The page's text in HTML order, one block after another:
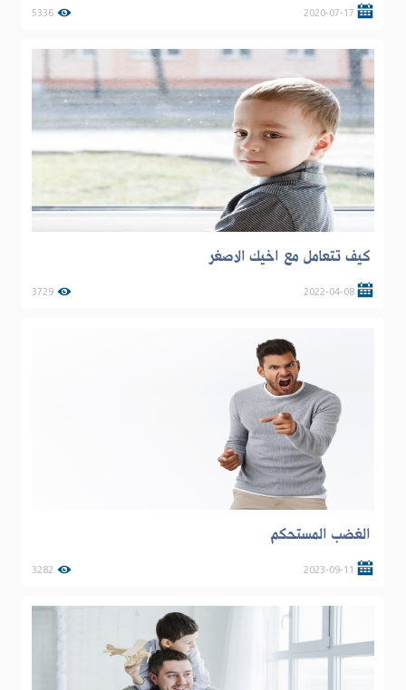
2020-07-17
5336
كيف تتعامل مع اخيك الاصغر
2022-04-08
3729
الغضب المستحكم
2023-09-11
3282